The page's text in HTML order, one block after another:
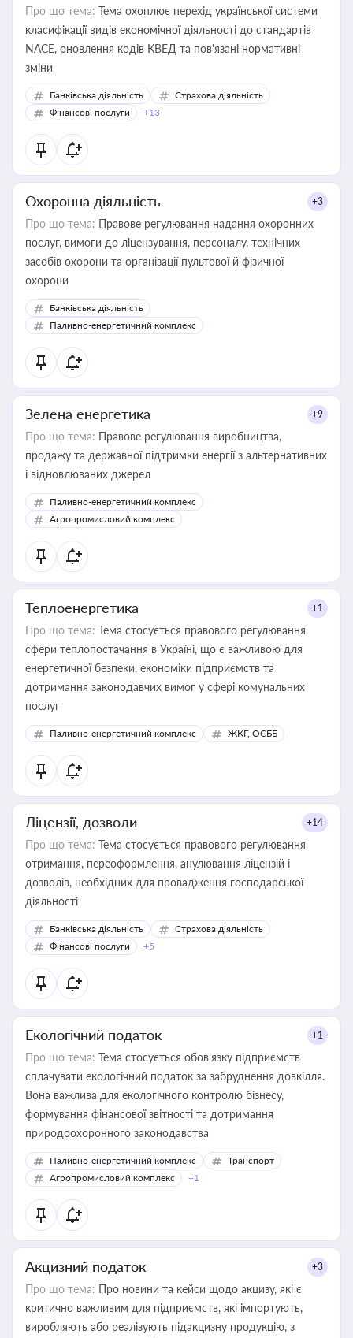
Про що тема: Тема охоплює перехід української системи
класифікації видів економічної діяльності до стандартів
NACE, оновлення кодів КВЕД та пов'язані нормативні
зміни
Банківська діяльність
Страхова діяльність
Фінансові послуги
+13
Охоронна діяльність +3
Про що тема: Правове регулювання надання охоронних
послуг, вимоги до ліцензування, персоналу, технічних
засобів охорони та організації пультової й фізичної
охорони
Банківська діяльність
Паливно-енергетичний комплекс
Зелена енергетика +9
Про що тема: Правове регулювання виробництва,
продажу та державної підтримки енергії з альтернативних
і відновлюваних джерел
Паливно-енергетичний комплекс
Агропромисловий комплекс
Теплоенергетика +1
Про що тема: Тема стосується правового регулювання
сфери теплопостачання в Україні, що є важливою для
енергетичної безпеки, економіки підприємств та
дотримання законодавчих вимог у сфері комунальних
послуг
Паливно-енергетичний комплекс ЖКГ, ОСББ
Ліцензії, дозволи +14
Про що тема: Тема стосується правового регулювання
отримання, переоформлення, анулювання ліцензій і
дозволів, необхідних для провадження господарської
діяльності
Банківська діяльність
Страхова діяльність
Фінансові послуги
+5
Екологічний податок +1
Про що тема: Тема стосується обов’язку підприємств
сплачувати екологічний податок за забруднення довкілля.
Вона важлива для екологічного контролю бізнесу,
формування фінансової звітності та дотримання
природоохоронного законодавства
Паливно-енергетичний комплекс
Транспорт
Агропромисловий комплекс
+1
Акцизний податок +3
Про що тема: Про новини та кейси щодо акцизу, які є
критично важливим для підприємств, які імпортують,
виробляють або реалізують підакцизну продукцію, з